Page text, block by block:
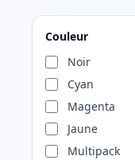
Couleur
Noir
Cyan
Magenta
Jaune
Multipack